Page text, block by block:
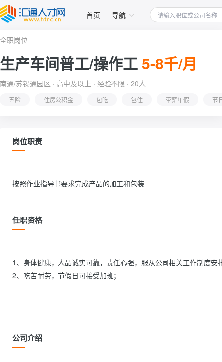
首页 导航
全职岗位
生产车间普工/操作工5-8千/月
南通/苏锡通园区 · 高中及以上 · 经验不限 · 20人
五险 住房公积金 包吃 包住 带薪年假 节
岗位职责
按照作业指导书要求完成产品的加工和包装
任职资格
1、身体健康，人品诚实可靠，责任心强，服从公司相关工作制度安
2、吃苦耐劳，节假日可接受加班；
公司介绍